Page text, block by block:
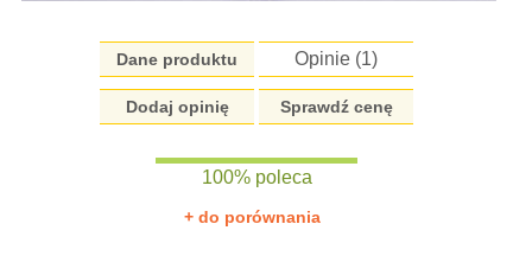
Dane produktu Opinie (1)
Dodaj opinię Sprawdź cenę
100% poleca
+ do porównania